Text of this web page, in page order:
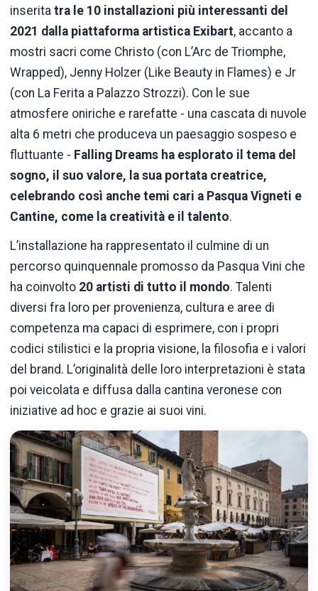
inserita tra le 10 installazioni più interessanti del
2021 dalla piattaforma artistica Exibart, accanto a
mostri sacri come Christo (con L’Arc de Triomphe,
Wrapped), Jenny Holzer (Like Beauty in Flames) e Jr
(con La Ferita a Palazzo Strozzi). Con le sue
atmosfere oniriche e rarefatte - una cascata di nuvole
alta 6 metri che produceva un paesaggio sospeso e
fluttuante - Falling Dreams ha esplorato il tema del
sogno, il suo valore, la sua portata creatrice,
celebrando così anche temi cari a Pasqua Vigneti e
Cantine, come la creatività e il talento.
L’installazione ha rappresentato il culmine di un
percorso quinquennale promosso da Pasqua Vini che
ha coinvolto 20 artisti di tutto il mondo. Talenti
diversi fra loro per provenienza, cultura e aree di
competenza ma capaci di esprimere, con i propri
codici stilistici e la propria visione, la filosofia e i valori
del brand. L’originalità delle loro interpretazioni è stata
poi veicolata e diffusa dalla cantina veronese con
iniziative ad hoc e grazie ai suoi vini.